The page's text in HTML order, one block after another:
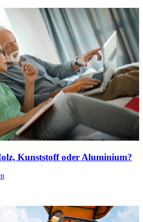
Kunststoff oder Aluminium?